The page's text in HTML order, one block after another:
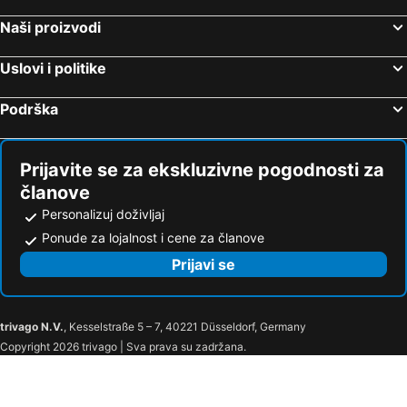
The Ritz-Carlton, Vienna
Miiro Palais Rudolf
The Guesthouse Vienna
Small Luxury Hotel Altstadt Vienna
Naši proizvodi
Uslovi i politike
Podrška
Prijavite se za ekskluzivne pogodnosti za
članove
Personalizuj doživljaj
Ponude za lojalnost i cene za članove
Prijavi se
trivago N.V., Kesselstraße 5 – 7, 40221 Düsseldorf, Germany
Copyright 2026 trivago | Sva prava su zadržana.